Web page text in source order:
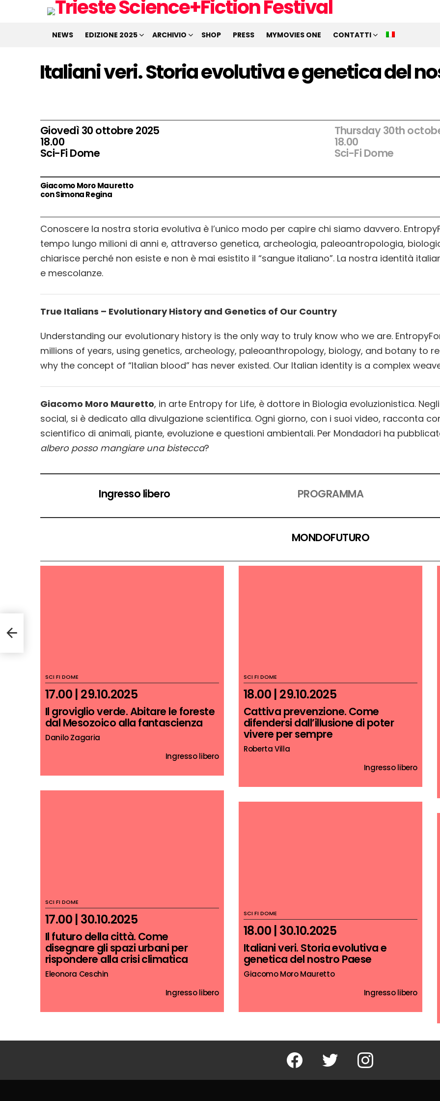
NEWS EDIZIONE 2025 ARCHIVIO SHOP PRESS MYMOVIES ONE CONTATTI
Italiani veri. Storia evolutiva e genetica del
Giovedì 30 ottobre 2025
18.00
Sci-Fi Dome
Thursday 30th
18.00
Sci-Fi Dome
Giacomo Moro Mauretto
con Simona Regina
Conoscere la nostra storia evolutiva è l’unico modo per capire chi siamo davvero.
tempo lungo milioni di anni e, attraverso genetica, archeologia, paleoantropologia,
chiarisce perché non esiste e non è mai esistito il “sangue italiano”. La nostra identità
e mescolanze.
True Italians – Evolutionary History and Genetics of Our Country
Understanding our evolutionary history is the only way to truly know who we are.
millions of years, using genetics, archeology, paleoanthropology, biology, and botany to
why the concept of “Italian blood” has never existed. Our Italian identity is a complex
Giacomo Moro Mauretto, in arte Entropy for Life, è dottore in Biologia evoluzionistica.
social, si è dedicato alla divulgazione scientifica. Ogni giorno, con i suoi video, racconta
scientifico di animali, piante, evoluzione e questioni ambientali. Per Mondadori ha
albero posso mangiare una bistecca?
Ingresso libero PROGRAMMA
MONDOFUTURO
SCI FI DOME
17.00 | 29.10.2025
Il groviglio verde. Abitare le foreste
dal Mesozoico alla fantascienza
Danilo Zagaria
Ingresso libero
SCI FI DOME
18.00 | 29.10.2025
Cattiva prevenzione. Come
difendersi dall’illusione di poter
vivere per sempre
Roberta Villa
Ingresso libero
SCI FI DOME
17.00 | 30.10.2025
Il futuro della città. Come
disegnare gli spazi urbani per
rispondere alla crisi climatica
Eleonora Ceschin
Ingresso libero
SCI FI DOME
18.00 | 30.10.2025
Italiani veri. Storia evolutiva e
genetica del nostro Paese
Giacomo Moro Mauretto
Ingresso libero
Facebook Twitter Instagram